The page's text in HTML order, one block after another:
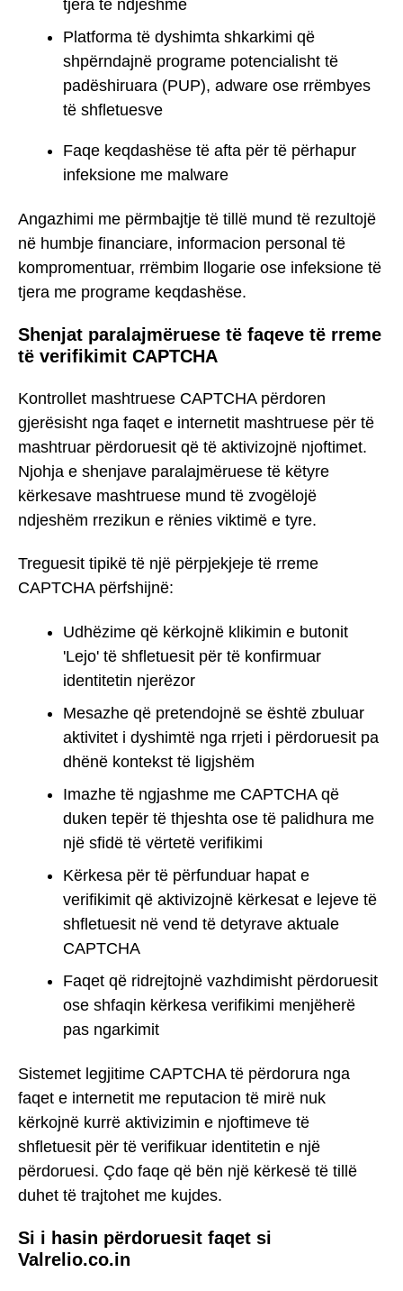
tjera të ndjeshme
Platforma të dyshimta shkarkimi që
shpërndajnë programe potencialisht të
padëshiruara (PUP), adware ose rrëmbyes
të shfletuesve
Faqe keqdashëse të afta për të përhapur
infeksione me malware
Angazhimi me përmbajtje të tillë mund të rezultojë
në humbje financiare, informacion personal të
kompromentuar, rrëmbim llogarie ose infeksione të
tjera me programe keqdashëse.
Shenjat paralajmëruese të faqeve të rreme
të verifikimit CAPTCHA
Kontrollet mashtruese CAPTCHA përdoren
gjerësisht nga faqet e internetit mashtruese për të
mashtruar përdoruesit që të aktivizojnë njoftimet.
Njohja e shenjave paralajmëruese të këtyre
kërkesave mashtruese mund të zvogëlojë
ndjeshëm rrezikun e rënies viktimë e tyre.
Treguesit tipikë të një përpjekjeje të rreme
CAPTCHA përfshijnë:
Udhëzime që kërkojnë klikimin e butonit
'Lejo' të shfletuesit për të konfirmuar
identitetin njerëzor
Mesazhe që pretendojnë se është zbuluar
aktivitet i dyshimtë nga rrjeti i përdoruesit pa
dhënë kontekst të ligjshëm
Imazhe të ngjashme me CAPTCHA që
duken tepër të thjeshta ose të palidhura me
një sfidë të vërtetë verifikimi
Kërkesa për të përfunduar hapat e
verifikimit që aktivizojnë kërkesat e lejeve të
shfletuesit në vend të detyrave aktuale
CAPTCHA
Faqet që ridrejtojnë vazhdimisht përdoruesit
ose shfaqin kërkesa verifikimi menjëherë
pas ngarkimit
Sistemet legjitime CAPTCHA të përdorura nga
faqet e internetit me reputacion të mirë nuk
kërkojnë kurrë aktivizimin e njoftimeve të
shfletuesit për të verifikuar identitetin e një
përdoruesi. Çdo faqe që bën një kërkesë të tillë
duhet të trajtohet me kujdes.
Si i hasin përdoruesit faqet si
Valrelio.co.in